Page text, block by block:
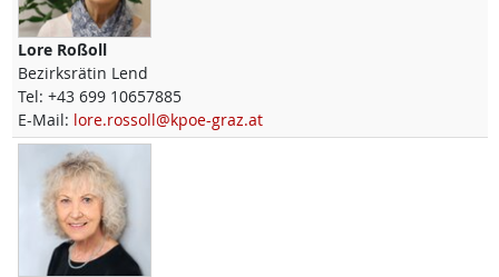
Lore Roßoll
Bezirksrätin Lend
Tel: +43 699 10657885
E-Mail: lore.rossoll@kpoe-graz.at